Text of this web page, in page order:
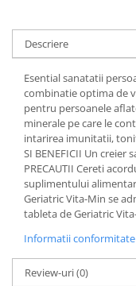
GEMODERIVATE
SUPOZITOARE
TINCTURI
SUPERALIMENTE
Descriere
Esential sanatatii
combinatie optima de
pentru persoanele
minerale pe care le
intarirea imunitatii,
SI BENEFICII Un creier
PRECAUTII Cereti
suplimentului alimentar
Geriatric Vita-Min se
tableta de Geriatric
Informatii
Review-uri(0)